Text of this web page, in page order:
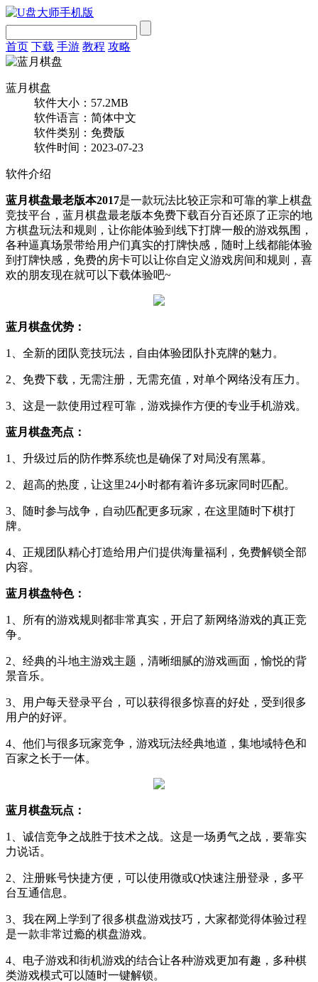
首页 下载 手游 教程 攻略
蓝月棋盘
软件大小：57.2MB
软件语言：简体中文
软件类别：免费版
软件时间：2023-07-23
软件介绍
蓝月棋盘最老版本2017是一款玩法比较正宗和可靠的掌上棋盘
竞技平台，蓝月棋盘最老版本免费下载百分百还原了正宗的地
方棋盘玩法和规则，让你能体验到线下打牌一般的游戏氛围，
各种逼真场景带给用户们真实的打牌快感，随时上线都能体验
到打牌快感，免费的房卡可以让你自定义游戏房间和规则，喜
欢的朋友现在就可以下载体验吧~
蓝月棋盘优势：
1、全新的团队竞技玩法，自由体验团队扑克牌的魅力。
2、免费下载，无需注册，无需充值，对单个网络没有压力。
3、这是一款使用过程可靠，游戏操作方便的专业手机游戏。
蓝月棋盘亮点：
1、升级过后的防作弊系统也是确保了对局没有黑幕。
2、超高的热度，让这里24小时都有着许多玩家同时匹配。
3、随时参与战争，自动匹配更多玩家，在这里随时下棋打
牌。
4、正规团队精心打造给用户们提供海量福利，免费解锁全部
内容。
蓝月棋盘特色：
1、所有的游戏规则都非常真实，开启了新网络游戏的真正竞
争。
2、经典的斗地主游戏主题，清晰细腻的游戏画面，愉悦的背
景音乐。
3、用户每天登录平台，可以获得很多惊喜的好处，受到很多
用户的好评。
4、他们与很多玩家竞争，游戏玩法经典地道，集地域特色和
百家之长于一体。
蓝月棋盘玩点：
1、诚信竞争之战胜于技术之战。这是一场勇气之战，要靠实
力说话。
2、注册账号快捷方便，可以使用微或Q快速注册登录，多平
台互通信息。
3、我在网上学到了很多棋盘游戏技巧，大家都觉得体验过程
是一款非常过瘾的棋盘游戏。
4、电子游戏和街机游戏的结合让各种游戏更加有趣，多种棋
类游戏模式可以随时一键解锁。